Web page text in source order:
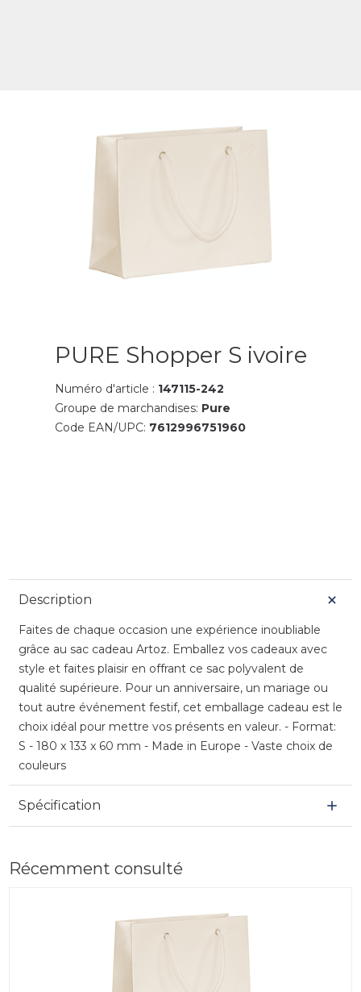
PURE Shopper S ivoire
Numéro d'article : 147115-242
Groupe de marchandises: Pure
Code EAN/UPC: 7612996751960
Description
Faites de chaque occasion une expérience inoubliable
grâce au sac cadeau Artoz. Emballez vos cadeaux avec
style et faites plaisir en offrant ce sac polyvalent de
qualité supérieure. Pour un anniversaire, un mariage ou
tout autre événement festif, cet emballage cadeau est le
choix idéal pour mettre vos présents en valeur. - Format:
S - 180 x 133 x 60 mm - Made in Europe - Vaste choix de
couleurs
Spécification
Récemment consulté